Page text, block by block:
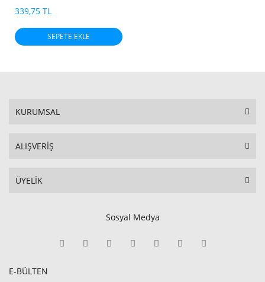
339,75 TL
SEPETE EKLE
KURUMSAL
ALIŞVERİŞ
ÜYELİK
Sosyal Medya
E-BÜLTEN